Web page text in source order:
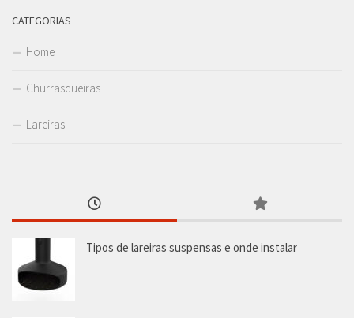
CATEGORIAS
Home
Churrasqueiras
Lareiras
Tipos de lareiras suspensas e onde instalar